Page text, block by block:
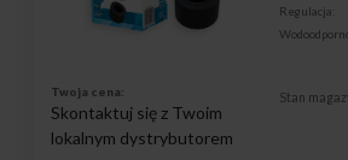
Regulacja:
Twoja cena:
Skontaktuj się z Twoim
lokalnym dystrybutorem
Stan